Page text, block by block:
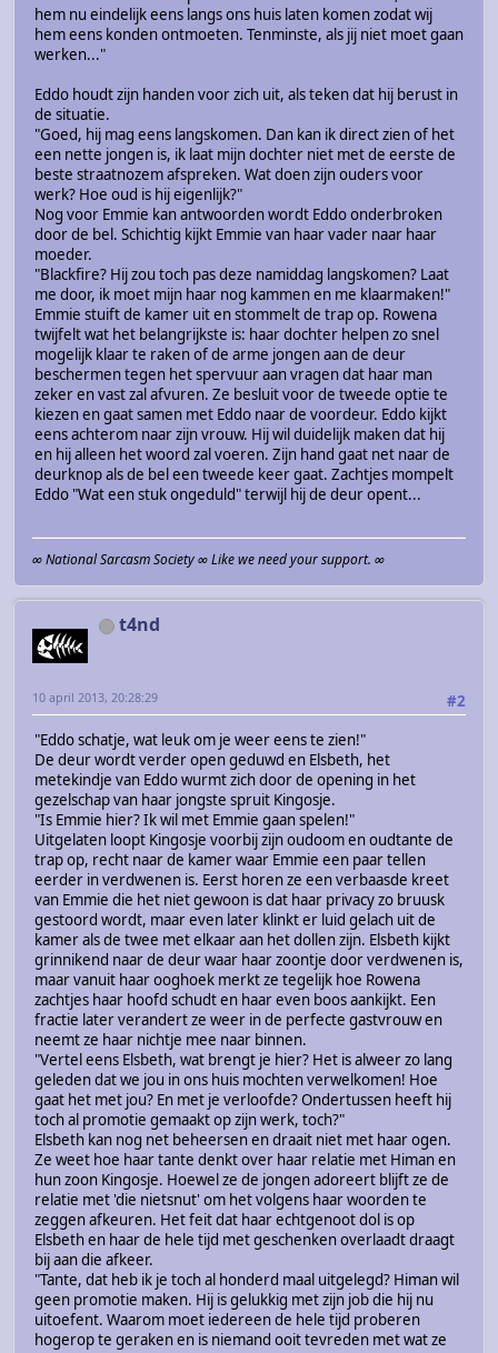
hem nu eindelijk eens langs ons huis laten komen zodat wij
hem eens konden ontmoeten. Tenminste, als jij niet moet gaan
werken..."
Eddo houdt zijn handen voor zich uit, als teken dat hij berust in
de situatie.
"Goed, hij mag eens langskomen. Dan kan ik direct zien of het
een nette jongen is, ik laat mijn dochter niet met de eerste de
beste straatnozem afspreken. Wat doen zijn ouders voor
werk? Hoe oud is hij eigenlijk?"
Nog voor Emmie kan antwoorden wordt Eddo onderbroken
door de bel. Schichtig kijkt Emmie van haar vader naar haar
moeder.
"Blackfire? Hij zou toch pas deze namiddag langskomen? Laat
me door, ik moet mijn haar nog kammen en me klaarmaken!"
Emmie stuift de kamer uit en stommelt de trap op. Rowena
twijfelt wat het belangrijkste is: haar dochter helpen zo snel
mogelijk klaar te raken of de arme jongen aan de deur
beschermen tegen het spervuur aan vragen dat haar man
zeker en vast zal afvuren. Ze besluit voor de tweede optie te
kiezen en gaat samen met Eddo naar de voordeur. Eddo kijkt
eens achterom naar zijn vrouw. Hij wil duidelijk maken dat hij
en hij alleen het woord zal voeren. Zijn hand gaat net naar de
deurknop als de bel een tweede keer gaat. Zachtjes mompelt
Eddo "Wat een stuk ongeduld" terwijl hij de deur opent...
∞ National Sarcasm Society ∞ Like we need your support. ∞
t4nd
#2
10 april 2013, 20:28:29
"Eddo schatje, wat leuk om je weer eens te zien!"
De deur wordt verder open geduwd en Elsbeth, het
metekindje van Eddo wurmt zich door de opening in het
gezelschap van haar jongste spruit Kingosje.
"Is Emmie hier? Ik wil met Emmie gaan spelen!"
Uitgelaten loopt Kingosje voorbij zijn oudoom en oudtante de
trap op, recht naar de kamer waar Emmie een paar tellen
eerder in verdwenen is. Eerst horen ze een verbaasde kreet
van Emmie die het niet gewoon is dat haar privacy zo bruusk
gestoord wordt, maar even later klinkt er luid gelach uit de
kamer als de twee met elkaar aan het dollen zijn. Elsbeth kijkt
grinnikend naar de deur waar haar zoontje door verdwenen is,
maar vanuit haar ooghoek merkt ze tegelijk hoe Rowena
zachtjes haar hoofd schudt en haar even boos aankijkt. Een
fractie later verandert ze weer in de perfecte gastvrouw en
neemt ze haar nichtje mee naar binnen.
"Vertel eens Elsbeth, wat brengt je hier? Het is alweer zo lang
geleden dat we jou in ons huis mochten verwelkomen! Hoe
gaat het met jou? En met je verloofde? Ondertussen heeft hij
toch al promotie gemaakt op zijn werk, toch?"
Elsbeth kan nog net beheersen en draait niet met haar ogen.
Ze weet hoe haar tante denkt over haar relatie met Himan en
hun zoon Kingosje. Hoewel ze de jongen adoreert blijft ze de
relatie met 'die nietsnut' om het volgens haar woorden te
zeggen afkeuren. Het feit dat haar echtgenoot dol is op
Elsbeth en haar de hele tijd met geschenken overlaadt draagt
bij aan die afkeer.
"Tante, dat heb ik je toch al honderd maal uitgelegd? Himan wil
geen promotie maken. Hij is gelukkig met zijn job die hij nu
uitoefent. Waarom moet iedereen de hele tijd proberen
hogerop te geraken en is niemand ooit tevreden met wat ze